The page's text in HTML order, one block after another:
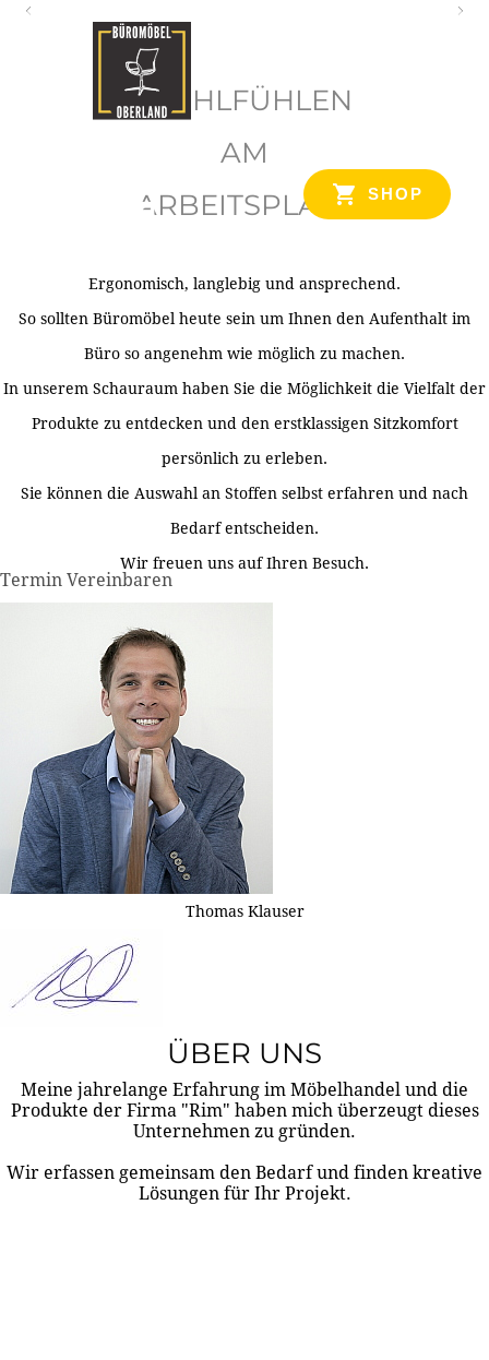
SHOP
WOHLFÜHLEN
AM
ARBEITSPLATZ
Ergonomisch, langlebig und ansprechend.
So sollten Büromöbel heute sein um Ihnen den Aufenthalt im
Büro so angenehm wie möglich zu machen.
In unserem Schauraum haben Sie die Möglichkeit die Vielfalt der
Produkte zu entdecken und den erstklassigen Sitzkomfort
persönlich zu erleben.
Sie können die Auswahl an Stoffen selbst erfahren und nach
Bedarf entscheiden.
Wir freuen uns auf Ihren Besuch.
Termin Vereinbaren
Thomas Klauser
ÜBER UNS
Meine jahrelange Erfahrung im Möbelhandel und die
Produkte der Firma "Rim" haben mich überzeugt dieses
Unternehmen zu gründen.
Wir erfassen gemeinsam den Bedarf und finden kreative
Lösungen für Ihr Projekt.